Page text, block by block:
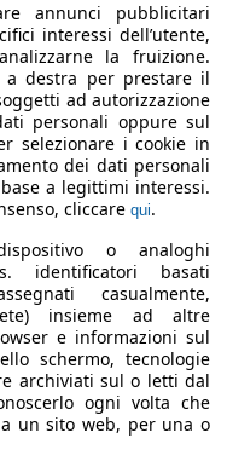
PS)
annunci pubblicitari
interessi dell’utente,
la fruizione.
a destra per prestare il
ad autorizzazione
personali oppure sul
selezionare i cookie in
dei dati personali
a legittimi interessi.
cliccare qui.
o analoghi
identificatori basati
casualmente,
insieme ad altre
e informazioni sul
schermo, tecnologie
archiviati sul o letti dal
ogni volta che
a un sito web, per una o